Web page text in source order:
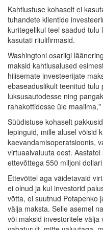
Kahtlustuse kohaselt ei
tuhandete klientide
kuritegelikul teel saadud
kasutati riiulifirmasid.
Washingtoni osariigi
maksid kahtlusalused
hilisemate investeerijate
ebaseaduslikult teenitud tulu
luksusautodesse ning
rahakottidesse üle maailma,"
Süüdistuse kohaselt
lepinguid, mille alusel võisid
kaevandamisoperatsioonis,
virtuaalvaluuta eest.
ettevõttega 550 miljoni
Ettevõttel aga väidetavaid
ei olnud ja kui investorid
võtta, ei suutnud Potapenko
välja maksta. Selle asemel
või maksid investoritele